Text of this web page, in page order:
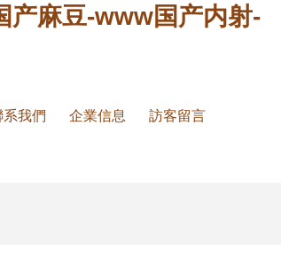
麻豆-www国产内射-
系我們 企業信息 訪客留言